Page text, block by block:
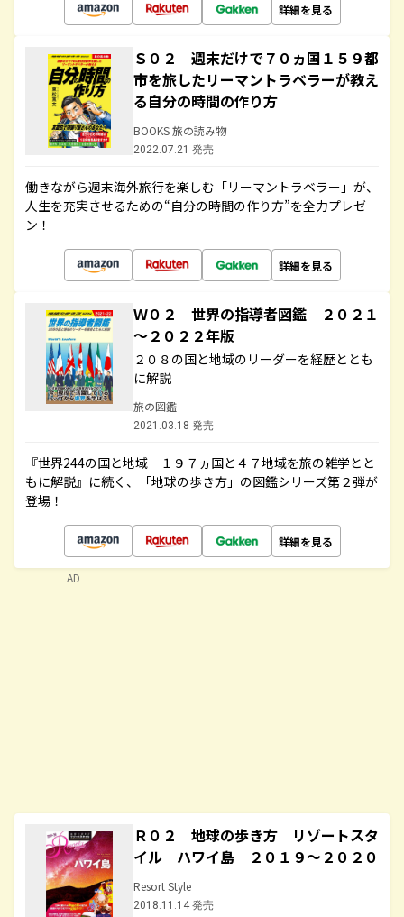
詳細を見る
Ｓ０２ 週末だけで７０ヵ国１５９都
市を旅したリーマントラベラーが教え
る自分の時間の作り方
BOOKS 旅の読み物
2022.07.21 発売
働きながら週末海外旅行を楽しむ「リーマントラベラー」が、
人生を充実させるための“自分の時間の作り方”を全力プレゼ
ン！
詳細を見る
Ｗ０２ 世界の指導者図鑑 ２０２１
～２０２２年版
２０８の国と地域のリーダーを経歴ととも
に解説
旅の図鑑
2021.03.18 発売
『世界244の国と地域 １９７ヵ国と４７地域を旅の雑学とと
もに解説』に続く、「地球の歩き方」の図鑑シリーズ第２弾が
登場！
詳細を見る
Ｒ０２ 地球の歩き方 リゾートスタ
イル ハワイ島 ２０１９～２０２０
Resort Style
2018.11.14 発売
AD